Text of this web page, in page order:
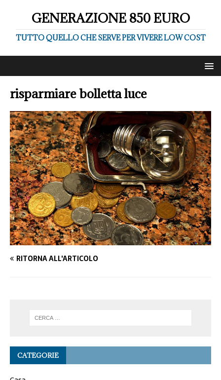
GENERAZIONE 850 EURO
TUTTO QUELLO CHE SERVE PER VIVERE LOW COST
risparmiare bolletta luce
RITORNA ALL'ARTICOLO
CATEGORIE